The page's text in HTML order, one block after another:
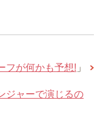
フが何かも予想! 」
ジャーで演じるの